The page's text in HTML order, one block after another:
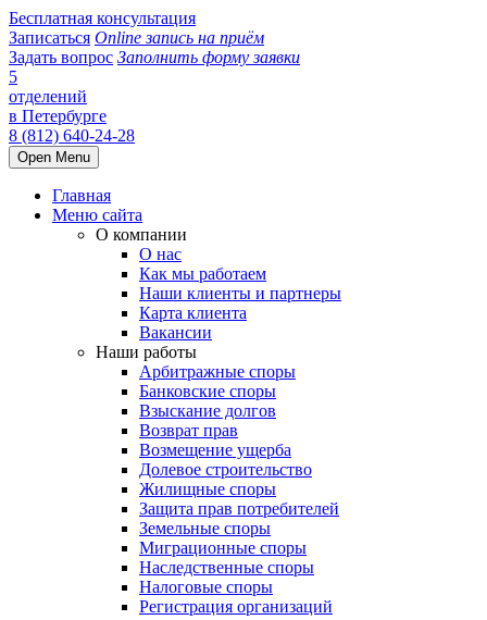
Бесплатная консультация
Записаться Online запись на приём
Задать вопрос Заполнить форму заявки
5
отделений
в Петербурге
8 (812) 640-24-28
Open Menu
Главная
Меню сайта
О компании
О нас
Как мы работаем
Наши клиенты и партнеры
Карта клиента
Вакансии
Наши работы
Арбитражные споры
Банковские споры
Взыскание долгов
Возврат прав
Возмещение ущерба
Долевое строительство
Жилищные споры
Защита прав потребителей
Земельные споры
Миграционные споры
Наследственные споры
Налоговые споры
Регистрация организаций